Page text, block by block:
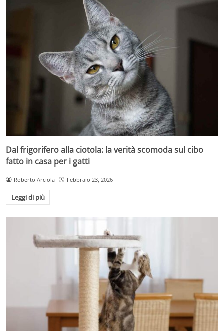
Dal frigorifero alla ciotola: la verità scomoda sul cibo
fatto in casa per i gatti
Roberto Arciola Febbraio 23, 2026
Leggi di più